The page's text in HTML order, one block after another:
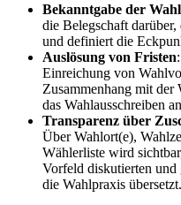
Bekanntgabe der Wahl
die Belegschaft
und definiert die
Auslösung von Fristen
Einreichung von
Zusammenhang mit der
das Wahlausschreiben
Transparenz über
Über Wahlort(e),
Wählerliste wird
Vorfeld diskutierten und
die Wahlpraxis übersetzt.